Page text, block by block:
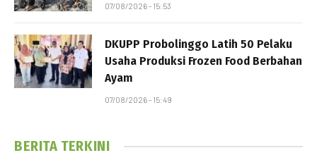
07/08/2026 - 15:53
DKUPP Probolinggo Latih 50 Pelaku
Usaha Produksi Frozen Food Berbahan
Ayam
07/08/2026 - 15:49
BERITA TERKINI